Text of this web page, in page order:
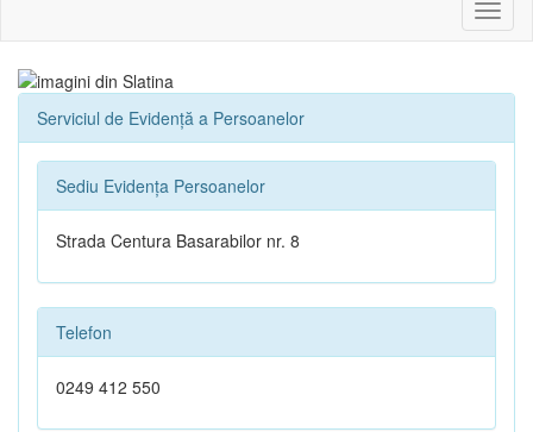
sau
Serviciul de Evidenţă a Persoanelor
Sediu Evidența Persoanelor
Strada Centura Basarabilor nr. 8
Telefon
0249 412 550